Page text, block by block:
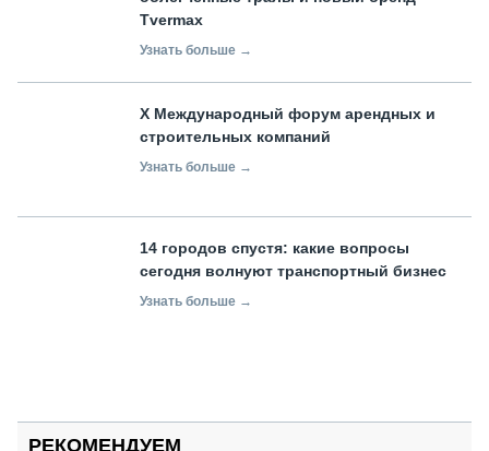
Tvermax
Узнать больше →
X Международный форум арендных и
строительных компаний
Узнать больше →
14 городов спустя: какие вопросы
сегодня волнуют транспортный бизнес
Узнать больше →
РЕКОМЕНДУЕМ